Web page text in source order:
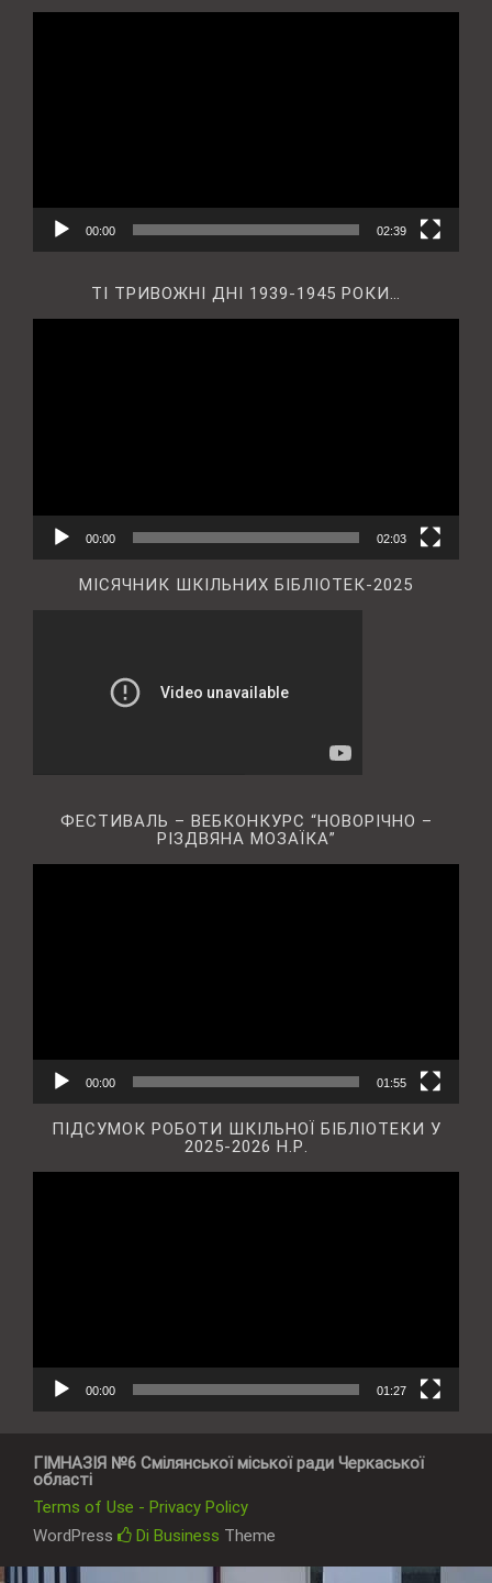
00:00 02:39
ТІ ТРИВОЖНІ ДНІ 1939-1945 РОКИ…
00:00 02:03
МІСЯЧНИК ШКІЛЬНИХ БІБЛІОТЕК-2025
ФЕСТИВАЛЬ – ВЕБКОНКУРС “НОВОРІЧНО –
РІЗДВЯНА МОЗАЇКА”
00:00 01:55
ПІДСУМОК РОБОТИ ШКІЛЬНОЇ БІБЛІОТЕКИ У
2025-2026 Н.Р.
00:00 01:27
ГІМНАЗІЯ №6 Смілянської міської ради Черкаської
області
Terms of Use - Privacy Policy
WordPress
Di Business Theme